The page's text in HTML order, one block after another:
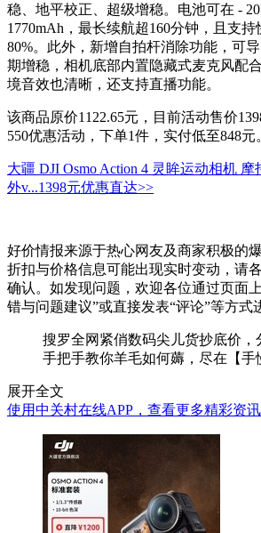
稳、地平校正、超级增稳。电池可在 -
1770mAh，最长续航超160分钟，且支持
80%。此外，新增自拍杆消除功能，可
期增稳，相机底部内置隐藏式麦克风配
境音效也清晰，还支持直播功能。
该商品原价1122.65元，目前活动售价
550优惠活动，下单1件，实付低至848元
大疆 DJI Osmo Action 4 灵眸运动相机
外v...1398元优惠直达>>
好价情报来源于热心网友及商家积极的
折扣与价格信息可能出现实时变动，请
确认。如发现问题，欢迎各位通过页面
错与问题建议”或直接发表“评论”等方式
搜罗全网紧俏数码尖儿货抄底价，
手把手教你羊毛如何薅，尽在【手
展开全文
使用中关村在线APP，查看更多精彩资讯